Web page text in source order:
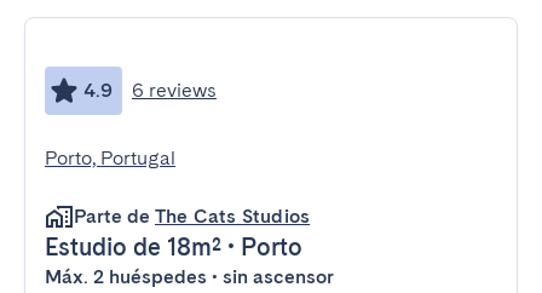
4.9 6 reviews
Porto, Portugal
Parte de The Cats Studios
Estudio de 18m² • Porto
Máx. 2 huéspedes • sin ascensor